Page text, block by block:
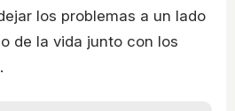
los problemas a un lado
de la vida junto con los